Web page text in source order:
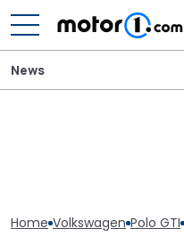
News
Home Volkswagen Polo GTI